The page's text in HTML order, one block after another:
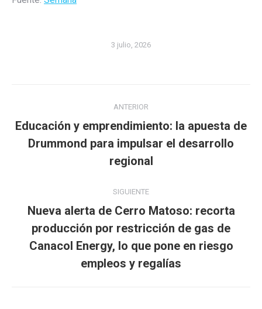
3 julio, 2026
entre
publicaciones
ANTERIOR
Publicación
anterior:
Educación y emprendimiento: la apuesta de
Drummond para impulsar el desarrollo
regional
SIGUIENTE
Publicación
siguiente:
Nueva alerta de Cerro Matoso: recorta
producción por restricción de gas de
Canacol Energy, lo que pone en riesgo
empleos y regalías